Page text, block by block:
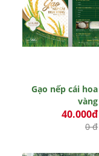
Gạo nếp cái hoa
vàng
40.000đ
0 đ